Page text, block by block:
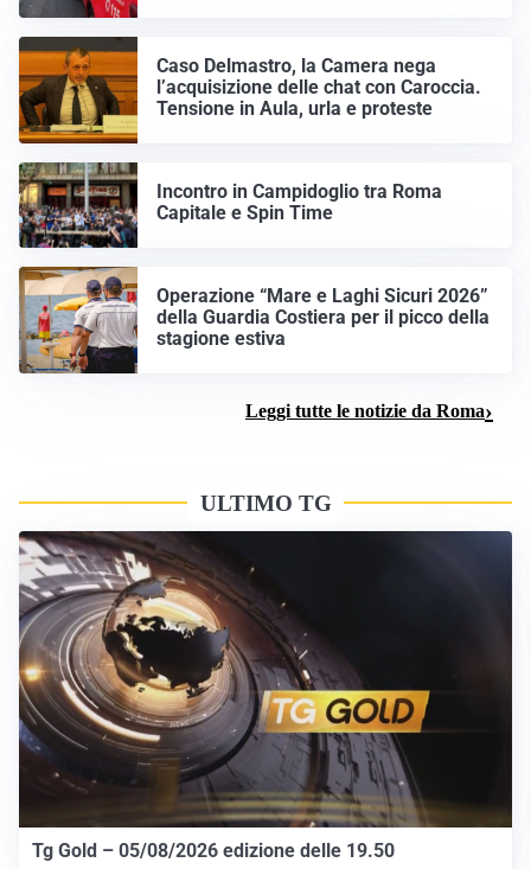
Caso Delmastro, la Camera nega
l’acquisizione delle chat con Caroccia.
Tensione in Aula, urla e proteste
Incontro in Campidoglio tra Roma
Capitale e Spin Time
Operazione “Mare e Laghi Sicuri 2026”
della Guardia Costiera per il picco della
stagione estiva
Leggi tutte le notizie da Roma
ULTIMO TG
Tg Gold – 05/08/2026 edizione delle 19.50